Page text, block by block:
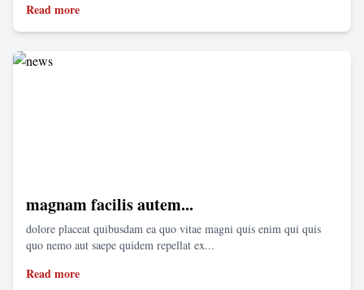
Read more
magnam facilis autem...
dolore placeat quibusdam ea quo vitae magni quis enim qui quis
quo nemo aut saepe quidem repellat ex...
Read more